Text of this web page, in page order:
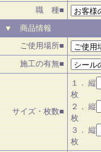
職 種■
▼ 商品情報
ご使用場所■
施工の有無■
サイズ・枚数■
１． 縦
枚
２． 縦
枚
３． 縦
枚